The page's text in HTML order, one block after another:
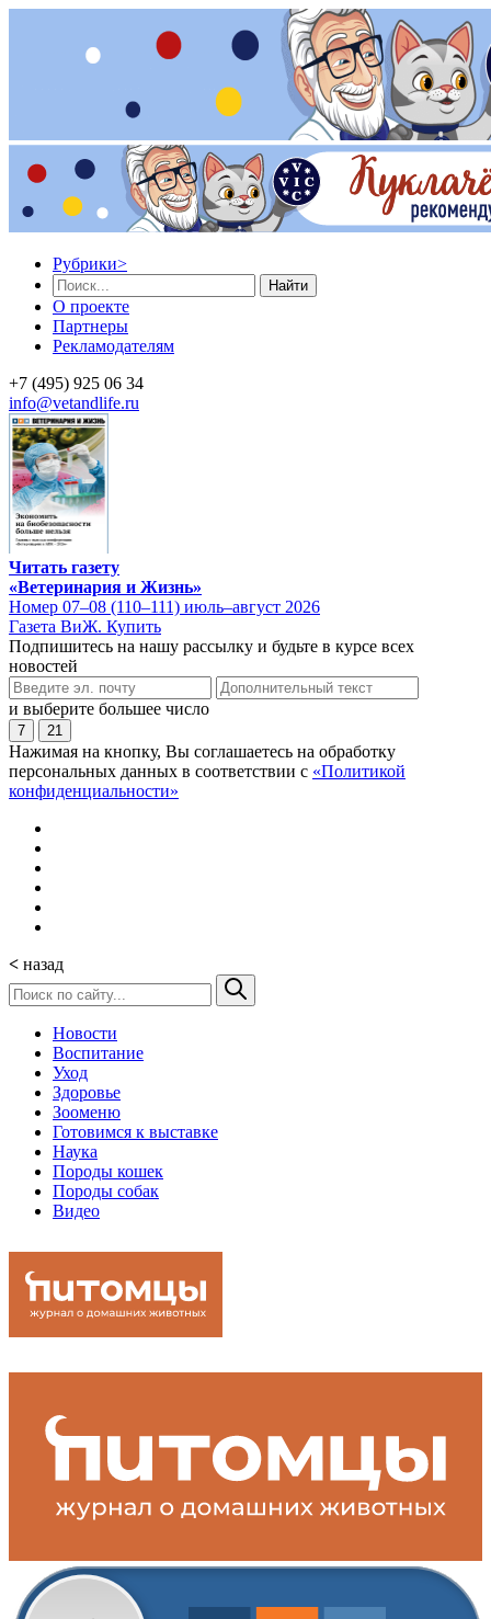
Рубрики>
Найти
О проекте
Партнеры
Рекламодателям
+7 (495) 925 06 34
info@vetandlife.ru
Читать газету
«Ветеринария и Жизнь»
Номер 07–08 (110–111) июль–август 2026
Газета ВиЖ. Купить
Подпишитесь на нашу рассылку и будьте в курсе всех
новостей
и выберите большее число
7 21
Нажимая на кнопку, Вы соглашаетесь на обработку
персональных данных в соответствии с «Политикой
конфиденциальности»
< назад
Новости
Воспитание
Уход
Здоровье
Зооменю
Готовимся к выставке
Наука
Породы кошек
Породы собак
Видео